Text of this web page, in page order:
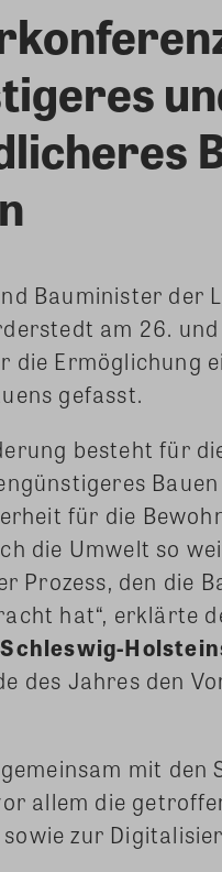
Bauminister der
am 26.
die Ermöglichung
gefasst.
besteht für
für die
die Umwelt so
Prozess, den die
hat“, erklärte
Schleswig-
des Jahres den
mit den
allem die
zur